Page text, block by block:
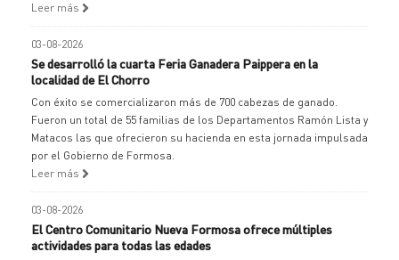
Leer más
03-08-2026
Se desarrolló la cuarta Feria Ganadera Paippera en la
localidad de El Chorro
Con éxito se comercializaron más de 700 cabezas de ganado.
Fueron un total de 55 familias de los Departamentos Ramón Lista y
Matacos las que ofrecieron su hacienda en esta jornada impulsada
por el Gobierno de Formosa.
Leer más
03-08-2026
El Centro Comunitario Nueva Formosa ofrece múltiples
actividades para todas las edades